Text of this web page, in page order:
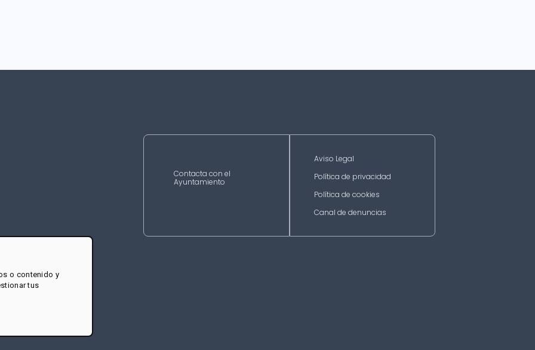
Contacta con el
Ayuntamiento
Aviso Legal
Política de privacidad
Política de cookies
Canal de denuncias
o contenido y
tus